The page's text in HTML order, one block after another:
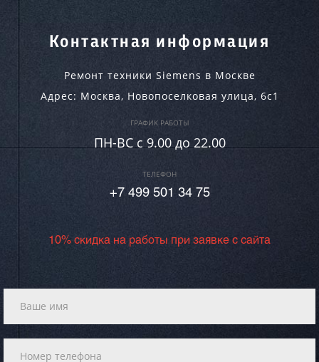
Контактная информация
Ремонт техники Siemens в Москве
Адрес: Москва, Новопоселковая улица, 6с1
ГРАФИК РАБОТЫ
ПН-ВC c 9.00 до 22.00
ТЕЛЕФОН
+7 499 501 34 75
10% скидка на работы при заявке с сайта